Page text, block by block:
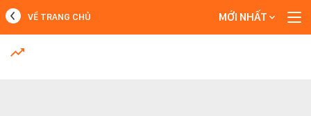
MỚI NHẤT
VỀ TRANG CHỦ MỚI NHẤT